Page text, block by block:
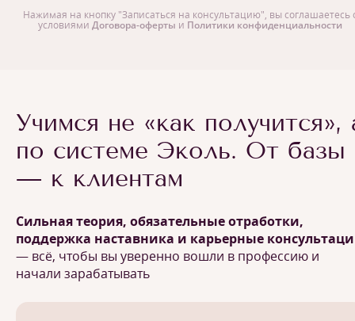
Нажимая на кнопку "Записаться на консультацию", вы соглашаетесь
условиями Договора-оферты и Политики конфиденциальности
Учимся не «как получится»,
по системе Эколь. От базы
— к клиентам
Сильная теория, обязательные отработки,
поддержка наставника и карьерные
— всё, чтобы вы уверенно вошли в профессию и
начали зарабатывать